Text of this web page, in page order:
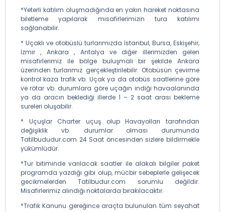
*Yeterli katılım oluşmadığında en yakın hareket noktasına
biletleme yapılarak misafirlerimizin tura katılımı
sağlanabilir.
* Uçaklı ve otobüslü turlarımızda İstanbul, Bursa, Eskişehir,
İzmir , Ankara , Antalya ve diğer illerimizden gelen
misafirlerimiz ile bölge buluşmalı bir şekilde Ankara
üzerinden turlarımız gerçekleştirilebilir. Otobüsün çevirme
kontrol kaza trafik vb. Uçak ya da otobüs saatlerine göre
ve rötar vb. durumlara göre uçağın indiği havaalanında
ya da aracın beklediği illerde 1 – 2 saat arası bekleme
sureleri oluşabilir.
* Uçuşlar Charter uçuş olup Havayolları tarafından
değişiklik vb. durumlar olması durumunda
Tatilbududur.com 24 Saat öncesinden sizlere bildirmekle
yükümlüdür.
*Tur bitiminde varılacak saatler ile alakalı bilgiler paket
programda yazdığı gibi olup, mücbir sebeplerle gelişecek
gecikmelerden Tatilbudur.com sorumlu değildir.
Misafirlerimiz alındığı noktalarda bırakılacaktır.
*Trafik Kanunu gereğince araçta bulunulan tüm seyahat